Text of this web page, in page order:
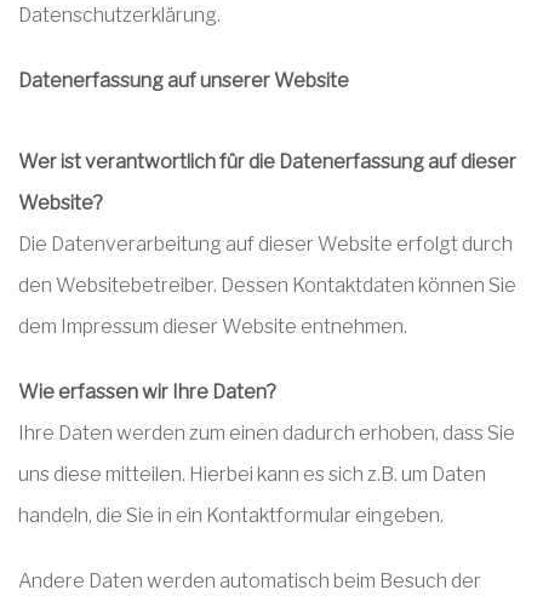
Datenschutzerklärung.
Datenerfassung auf unserer Website
Wer ist verantwortlich für die Datenerfassung auf dieser
Website?
Die Datenverarbeitung auf dieser Website erfolgt durch
den Websitebetreiber. Dessen Kontaktdaten können Sie
dem Impressum dieser Website entnehmen.
Wie erfassen wir Ihre Daten?
Ihre Daten werden zum einen dadurch erhoben, dass Sie
uns diese mitteilen. Hierbei kann es sich z.B. um Daten
handeln, die Sie in ein Kontaktformular eingeben.
Andere Daten werden automatisch beim Besuch der